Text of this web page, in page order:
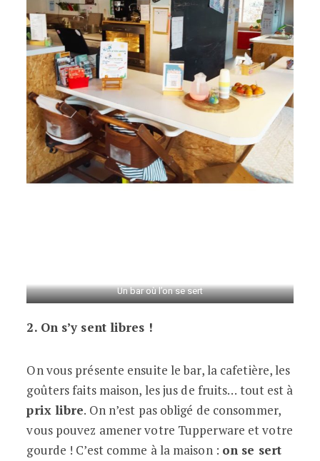
Un bar où l’on se sert
2. On s’y sent libres !
On vous présente ensuite le bar, la cafetière, les
goûters faits maison, les jus de fruits… tout est à
prix libre. On n’est pas obligé de consommer,
vous pouvez amener votre Tupperware et votre
gourde ! C’est comme à la maison : on se sert